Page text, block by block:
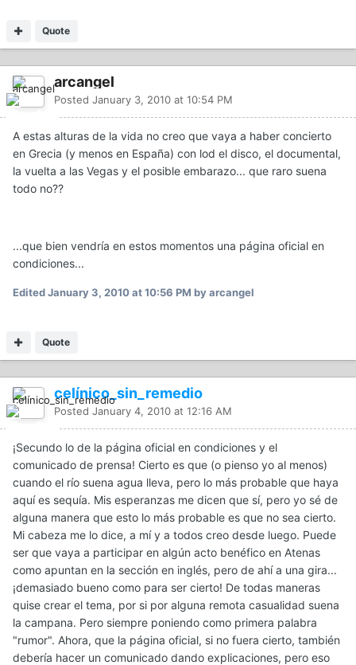
Quote
arcangel
Posted January 3, 2010 at 10:54 PM
A estas alturas de la vida no creo que vaya a haber concierto
en Grecia (y menos en España) con lod el disco, el documental,
la vuelta a las Vegas y el posible embarazo... que raro suena
todo no??
...que bien vendría en estos momentos una página oficial en
condiciones...
EditedJanuary 3, 2010 at 10:56 PM by arcangel
Quote
celínico_sin_remedio
Posted January 4, 2010 at 12:16 AM
¡Secundo lo de la página oficial en condiciones y el
comunicado de prensa! Cierto es que (o pienso yo al menos)
cuando el río suena agua lleva, pero lo más probable que haya
aquí es sequía. Mis esperanzas me dicen que sí, pero yo sé de
alguna manera que esto lo más probable es que no sea cierto.
Mi cabeza me lo dice, a mí y a todos creo desde luego. Puede
ser que vaya a participar en algún acto benéfico en Atenas
como apuntan en la sección en inglés, pero de ahí a una gira...
¡demasiado bueno como para ser cierto! De todas maneras
quise crear el tema, por si por alguna remota casualidad suena
la campana. Pero siempre poniendo como primera palabra
"rumor". Ahora, que la página oficial, si no fuera cierto, también
debería hacer un comunicado dando explicaciones, pero eso